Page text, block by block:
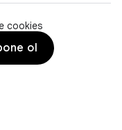
cookies
ol